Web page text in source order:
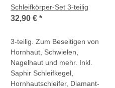
Schleifkörper-Set 3-teilig
32,90 € *
3-teilig. Zum Beseitigen von
Hornhaut, Schwielen,
Nagelhaut und mehr. Inkl.
Saphir Schleifkegel,
Hornhautschleifer, Diamant-